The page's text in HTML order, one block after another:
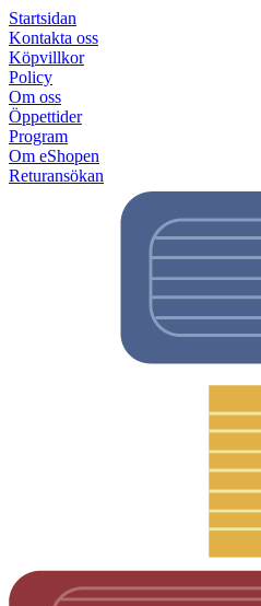
Startsidan
Kontakta oss
Köpvillkor
Policy
Om oss
Öppettider
Program
Om eShopen
Returansökan